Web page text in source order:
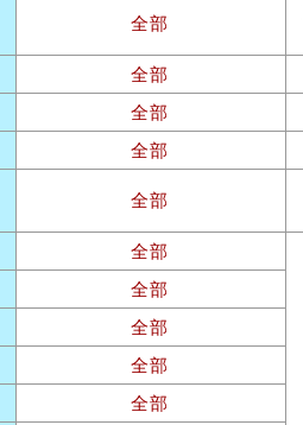
全部
全部
全部
全部
全部
全部
全部
全部
全部
全部